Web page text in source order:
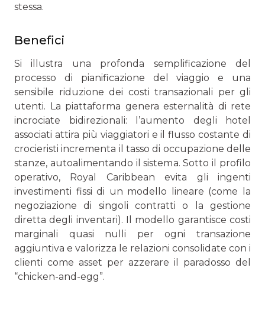
stessa.
Benefici
Si illustra una profonda semplificazione del
processo di pianificazione del viaggio e una
sensibile riduzione dei costi transazionali per gli
utenti. La piattaforma genera esternalità di rete
incrociate bidirezionali: l’aumento degli hotel
associati attira più viaggiatori e il flusso costante di
crocieristi incrementa il tasso di occupazione delle
stanze, autoalimentando il sistema. Sotto il profilo
operativo, Royal Caribbean evita gli ingenti
investimenti fissi di un modello lineare (come la
negoziazione di singoli contratti o la gestione
diretta degli inventari). Il modello garantisce costi
marginali quasi nulli per ogni transazione
aggiuntiva e valorizza le relazioni consolidate con i
clienti come asset per azzerare il paradosso del
“chicken-and-egg”.